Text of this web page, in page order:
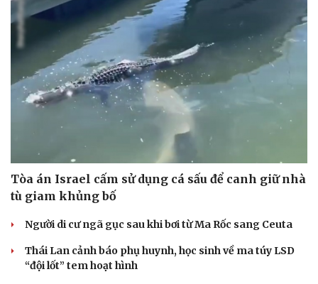
Tòa án Israel cấm sử dụng cá sấu để canh giữ nhà
tù giam khủng bố
Người di cư ngã gục sau khi bơi từ Ma Rốc sang Ceuta
Thái Lan cảnh báo phụ huynh, học sinh về ma túy LSD
“đội lốt” tem hoạt hình